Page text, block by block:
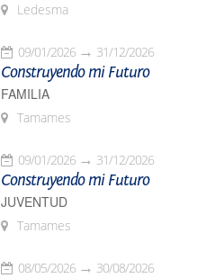
Ledesma
09/01/2026 31/12/2026
Construyendo mi Futuro
FAMILIA
Tamames
09/01/2026 31/12/2026
Construyendo mi Futuro
JUVENTUD
Tamames
08/05/2026 30/08/2026